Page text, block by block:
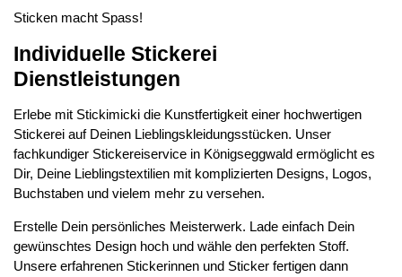
Sticken macht Spass!
Individuelle Stickerei
Dienstleistungen
Erlebe mit Stickimicki die Kunstfertigkeit einer hochwertigen
Stickerei auf Deinen Lieblingskleidungsstücken. Unser
fachkundiger Stickereiservice in Königseggwald ermöglicht es
Dir, Deine Lieblingstextilien mit komplizierten Designs, Logos,
Buchstaben und vielem mehr zu versehen.
Erstelle Dein persönliches Meisterwerk. Lade einfach Dein
gewünschtes Design hoch und wähle den perfekten Stoff.
Unsere erfahrenen Stickerinnen und Sticker fertigen dann